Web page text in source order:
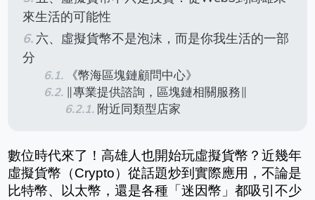
來生活的可能性
六、虛擬貨幣不是泡沫，而是你我生活的一部
分
《幣海區塊鏈顧問中心》
∥專業提供諮詢，區塊鏈相關服務∥
附近同類型店家
數位時代來了！高雄人也開始玩虛擬貨幣？近幾年
虛擬貨幣（Crypto）從話題炒到實際應用，不論是
比特幣、以太幣，還是各種「迷因幣」都吸引不少